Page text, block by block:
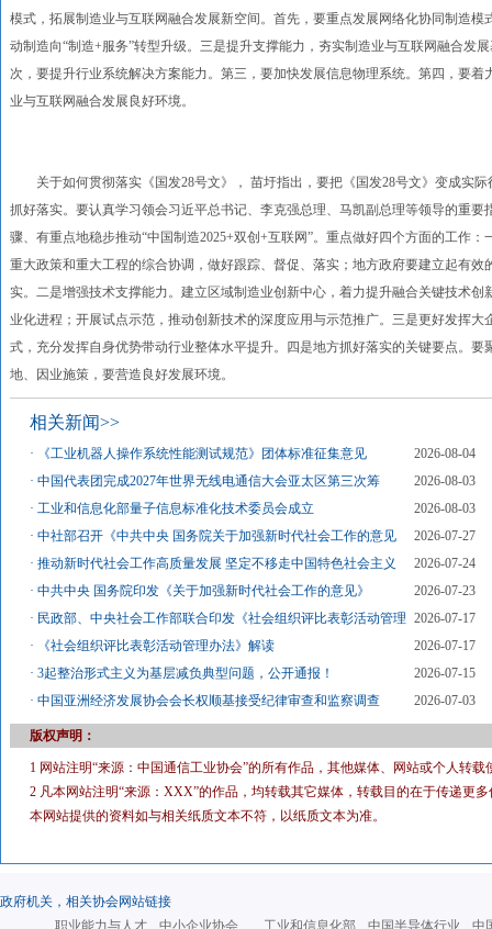
模式，拓展制造业与互联网融合发展新空间。首先，要重点发展网络化协同制造
动制造向“制造+服务”转型升级。三是提升支撑能力，夯实制造业与互联网融合发
次，要提升行业系统解决方案能力。第三，要加快发展信息物理系统。第四，要
业与互联网融合发展良好环境。
关于如何贯彻落实《国发28号文》， 苗圩指出，要把《国发28号文》变成实际
抓好落实。要认真学习领会习近平总书记、李克强总理、马凯副总理等领导的重
骤、有重点地稳步推动“中国制造2025+双创+互联网”。重点做好四个方面的工作
重大政策和重大工程的综合协调，做好跟踪、督促、落实；地方政府要建立起有
实。二是增强技术支撑能力。建立区域制造业创新中心，着力提升融合关键技术
业化进程；开展试点示范，推动创新技术的深度应用与示范推广。三是更好发挥
式，充分发挥自身优势带动行业整体水平提升。四是地方抓好落实的关键要点。
地、因业施策，要营造良好发展环境。
相关新闻>>
· 《工业机器人操作系统性能测试规范》团体标准征集意见
2026-08-04
·中国代表团完成2027年世界无线电通信大会亚太区第三次筹
2026-08-03
·工业和信息化部量子信息标准化技术委员会成立
2026-08-03
·中社部召开《中共中央 国务院关于加强新时代社会工作的意见
2026-07-27
·推动新时代社会工作高质量发展 坚定不移走中国特色社会主义
2026-07-24
·中共中央 国务院印发《关于加强新时代社会工作的意见》
2026-07-23
· 民政部、中央社会工作部联合印发《社会组织评比表彰活动管理
2026-07-17
·
《社会组织评比表彰活动管理办法》解读
2026-07-17
·3起整治形式主义为基层减负典型问题，公开通报！
2026-07-15
·中国亚洲经济发展协会会长权顺基接受纪律审查和监察调查 2026-07-03
版权声明：
1 网站注明“来源：中国通信工业协会”的所有作品，其他媒体、网站或个人转
2 凡本网站注明“来源：XXX”的作品，均转载其它媒体，转载目的在于传递更
本网站提供的资料如与相关纸质文本不符，以纸质文本为准。
政府机关，相关协会网站链接
职业能力与人才
中小企业协会 工业和信息化部 中国半导体行业 中